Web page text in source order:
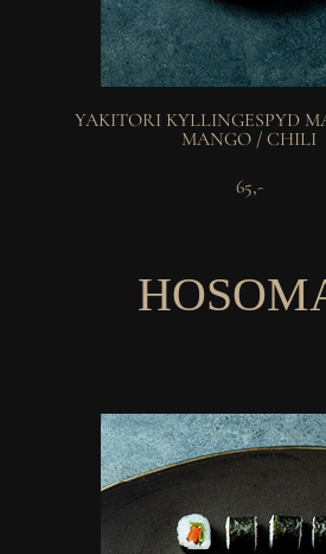
YAKITORI KYLLINGESPYD
MANGO / CHILI
65,-